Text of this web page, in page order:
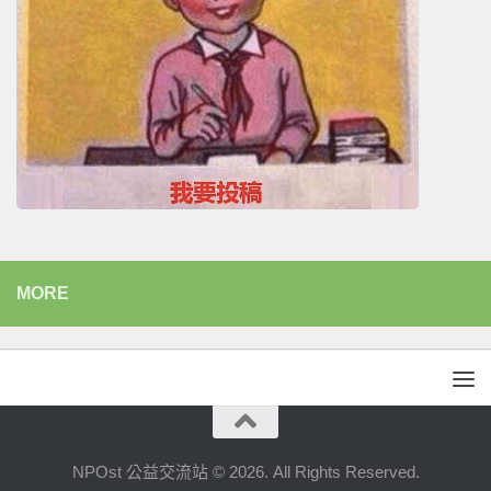
MORE
NPOst 公益交流站 © 2026. All Rights Reserved.